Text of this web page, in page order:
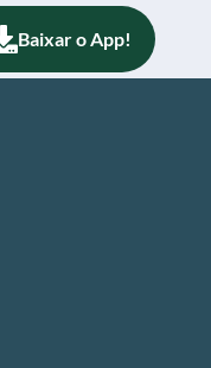
Baixar o App!